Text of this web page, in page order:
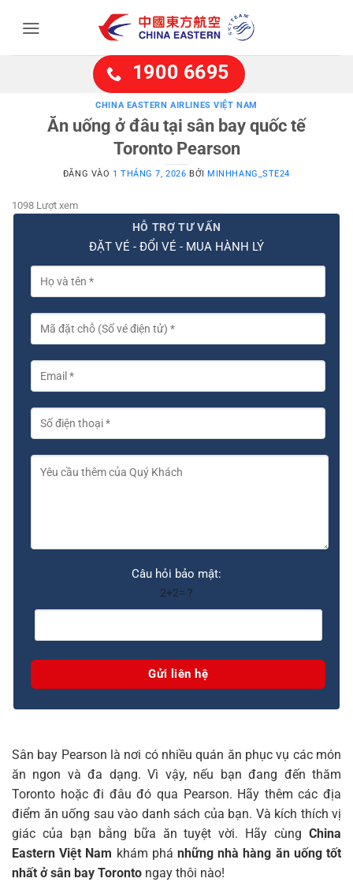
1900 6695
CHINA EASTERN AIRLINES VIỆT NAM
Ăn uống ở đâu tại sân bay quốc tế
Toronto Pearson
ĐĂNG VÀO 1 THÁNG 7, 2026 BỞIMINHHANG_STE24
1098 Lượt xem
HỖ TRỢ TƯ VẤN
ĐẶT VÉ - ĐỔI VÉ - MUA HÀNH LÝ
Câu hỏi bảo mật:
2+2= ?
Sân bay Pearson là nơi có nhiều quán ăn phục vụ các món
ăn ngon và đa dạng. Vì vậy, nếu bạn đang đến thăm
Toronto hoặc đi đâu đó qua Pearson. Hãy thêm các địa
điểm ăn uống sau vào danh sách của bạn. Và kích thích vị
giác của bạn bằng bữa ăn tuyệt vời. Hãy cùng China
Eastern Việt Nam khám phánhững nhà hàng ăn uống tốt
nhất ở sân bay Toronto ngay thôi nào!